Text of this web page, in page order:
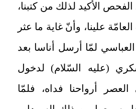
الأكيد لذلك من كتبنا،
علينا، وأنّ غاية ما عثر
لمّا أرسل أناسا بعد
(عليه السّلام) لدخول
أرواحنا فداه، فلمّا